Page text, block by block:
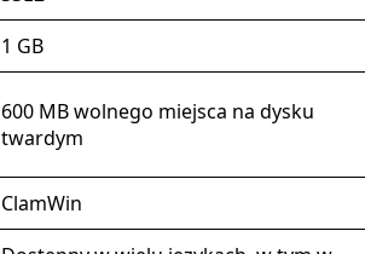
1 GB
600 MB wolnego miejsca na dysku
twardym
ClamWin